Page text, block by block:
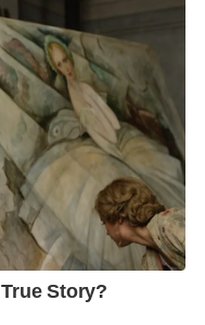
มูลเพิ่มเติมได้ที่